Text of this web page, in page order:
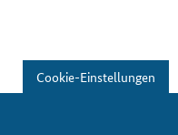
Cookie-Einstellungen